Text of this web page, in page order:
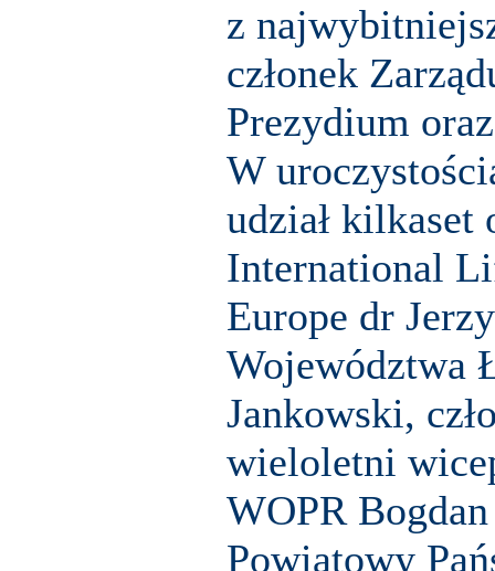
z
członek
Prezydium
W
udział kilkaset
International
Europe dr
Województwa
Jankowski,
wieloletni
WOPR
Powiatowy